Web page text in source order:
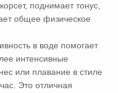
поднимает тонус,
общее физическое
в воде помогает
интенсивные
или плавание в стиле
Это отличная